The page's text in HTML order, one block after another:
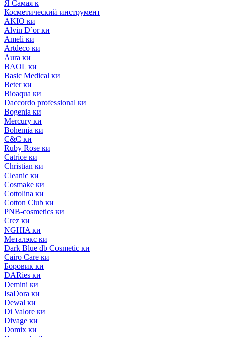
Я Самая к
Косметический инструмент
AKIO ки
Alvin D`or ки
Ameli ки
Artdeco ки
Aura ки
BAOL ки
Basic Medical ки
Beter ки
Bioaqua ки
Daccordo professional ки
Bogenia ки
Mercury ки
Bohemia ки
C&C ки
Ruby Rose ки
Catrice ки
Christian ки
Cleanic ки
Cosmake ки
Cottolina ки
Cotton Club ки
PNB-cosmetics ки
Crez ки
NGHIA ки
Металэкс ки
Dark Blue db Cosmetic ки
Cairo Care ки
Боровик ки
DARies ки
Demini ки
IsaDora ки
Dewal ки
Di Valore ки
Divage ки
Domix ки